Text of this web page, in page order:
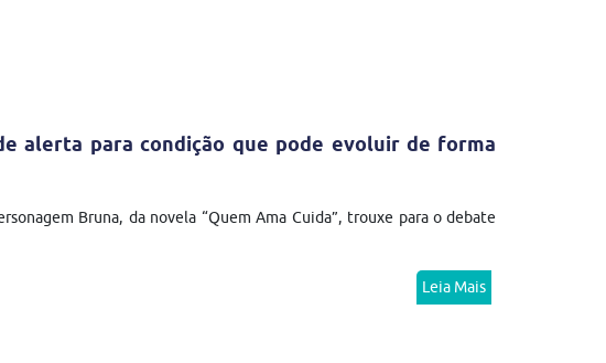
alerta para condição que pode evoluir de forma
Bruna, da novela “Quem Ama Cuida”, trouxe para o debate
Leia Mais